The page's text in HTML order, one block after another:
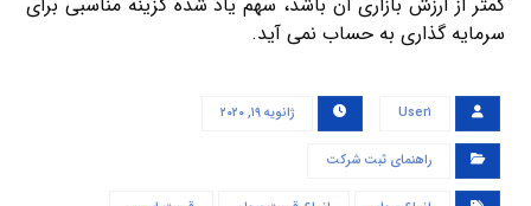
سرمایه گذاری به حساب نمی آید.
User۱ ژانویه ۱۹, ۲۰۲۰
راهنمای ثبت شرکت